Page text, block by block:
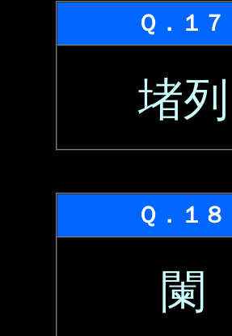
Ｑ．１７
堵列
Ｑ．１８
闌